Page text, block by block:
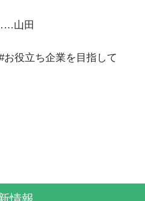
山田
役立ち企業を目指して